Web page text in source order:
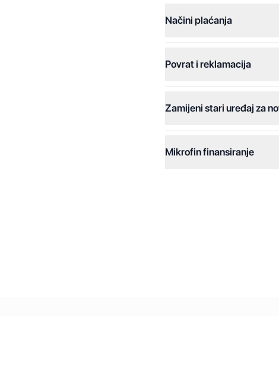
Načini plaćanja
Jednokratna plaćanja:
Dodatne opcije:
Online plaćanje na rate:
Povrat i reklamacija
Zamijeni stari uređaj za
Mikrofin finansiranje